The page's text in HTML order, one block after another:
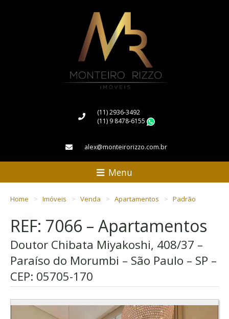
(11) 2936-3492
(11) 9 8478-6155
alex@monteirorizzo.com.br
Menu
Home Imóveis Venda Apartamentos Padrão
REF: 7066 – Apartamentos
Doutor Chibata Miyakoshi, 408/37 –
Paraíso do Morumbi – São Paulo – SP –
CEP: 05705-170